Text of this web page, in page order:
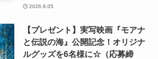
2026.8.05
【プレゼント】実写映画『モアナ
と伝説の海』公開記念！オリジナ
ルグッズを6名様に☆（応募締